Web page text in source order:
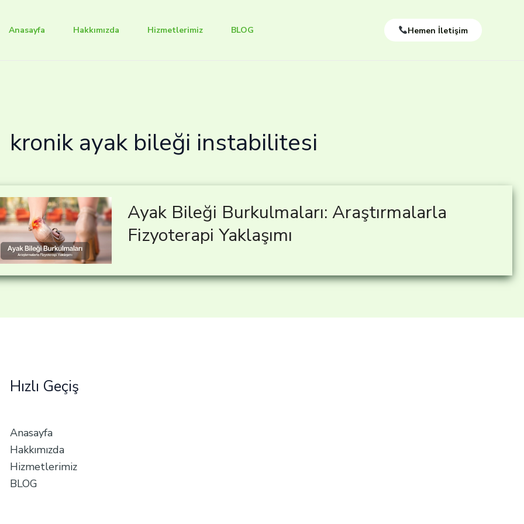
Anasayfa Hakkımızda Hizmetlerimiz BLOG Hemen İletişim
kronik ayak bileği instabilitesi
Ayak Bileği Burkulmaları: Araştırmalarla
Fizyoterapi Yaklaşımı
Hızlı Geçiş
Anasayfa
Hakkımızda
Hizmetlerimiz
BLOG